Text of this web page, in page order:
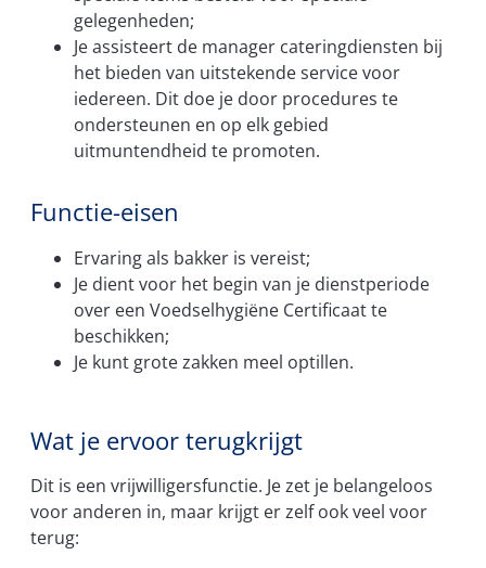
gelegenheden;
Je assisteert de manager cateringdiensten bij
het bieden van uitstekende service voor
iedereen. Dit doe je door procedures te
ondersteunen en op elk gebied
uitmuntendheid te promoten.
Functie-eisen
Ervaring als bakker is vereist;
Je dient voor het begin van je dienstperiode
over een Voedselhygiëne Certificaat te
beschikken;
Je kunt grote zakken meel optillen.
Wat je ervoor terugkrijgt
Dit is een vrijwilligersfunctie. Je zet je belangeloos
voor anderen in, maar krijgt er zelf ook veel voor
terug: